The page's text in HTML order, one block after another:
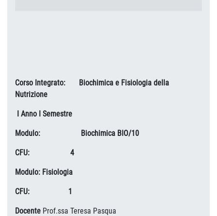
Corso Integrato: Biochimica e Fisiologia della
Nutrizione
I Anno I Semestre
Modulo: Biochimica BIO/10
CFU: 4
Modulo: Fisiologia
CFU: 1
Docente Prof.ssa Teresa Pasqua